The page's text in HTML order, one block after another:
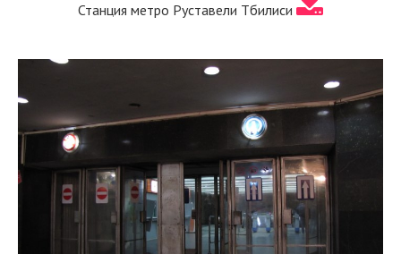
Станция метро Руставели Тбилиси